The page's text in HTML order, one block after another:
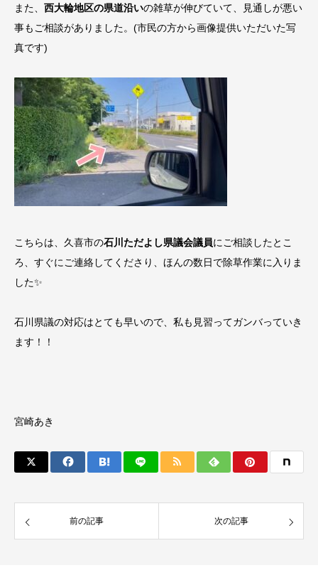
また、 西大輪地区の県道沿いの雑草が伸びていて、見通しが悪い
事もご相談がありました。(市民の方から画像提供いただいた写
真です)
こちらは、久喜市の石川ただよし県議会議員にご相談したとこ
ろ、すぐにご連絡してくださり、ほんの数日で除草作業に入りま
した✨
石川県議の対応はとても早いので、私も見習ってガンバっていき
ます！！
宮崎あき
前の記事 次の記事